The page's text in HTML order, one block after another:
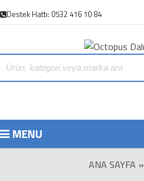
Destek Hattı: 0532 416 10 84
MENU
ANA SAYFA »